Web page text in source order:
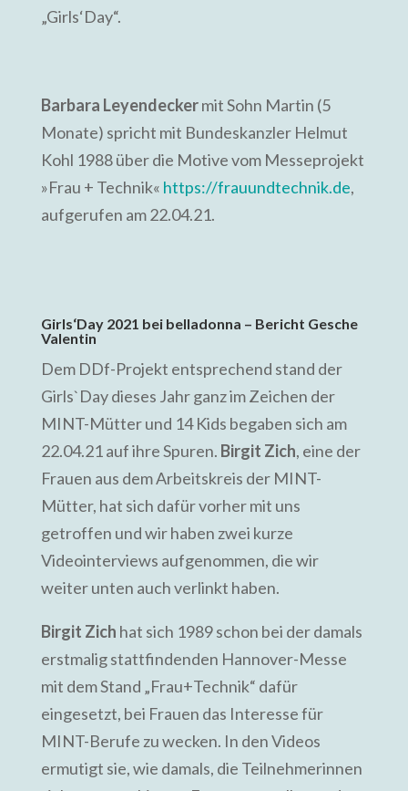
„Girls‘Day“.
Barbara Leyendeckermit Sohn Martin (5
Monate) spricht mit Bundeskanzler Helmut
Kohl 1988 über die Motive vom Messeprojekt
»Frau + Technik« https://frauundtechnik.de,
aufgerufen am 22.04.21.
Girls‘Day 2021 bei belladonna – Bericht Gesche
Valentin
Dem DDf-Projekt entsprechend stand der
Girls`Day dieses Jahr ganz im Zeichen der
MINT-Mütter und 14 Kids begaben sich am
22.04.21 auf ihre Spuren. Birgit Zich, eine der
Frauen aus dem Arbeitskreis der MINT-
Mütter, hat sich dafür vorher mit uns
getroffen und wir haben zwei kurze
Videointerviews aufgenommen, die wir
weiter unten auch verlinkt haben.
Birgit Zich hat sich 1989 schon bei der damals
erstmalig stattfindenden Hannover-Messe
mit dem Stand „Frau+Technik“ dafür
eingesetzt, bei Frauen das Interesse für
MINT-Berufe zu wecken. In den Videos
ermutigt sie, wie damals, die Teilnehmerinnen